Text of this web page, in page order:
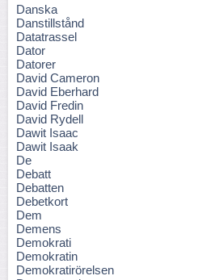
Danska
Danstillstånd
Datatrassel
Dator
Datorer
David Cameron
David Eberhard
David Fredin
David Rydell
Dawit Isaac
Dawit Isaak
De
Debatt
Debatten
Debetkort
Dem
Demens
Demokrati
Demokratin
Demokratirörelsen